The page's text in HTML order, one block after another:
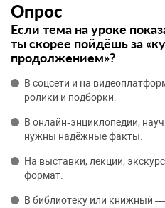
Опрос
Если тема на уроке
ты скорее пойдёшь за
продолжением»?
В соцсети и на
ролики и подборки.
В онлайн‑энциклопедии,
нужны надёжные факты.
На выставки, лекции,
формат.
В библиотеку или книжный